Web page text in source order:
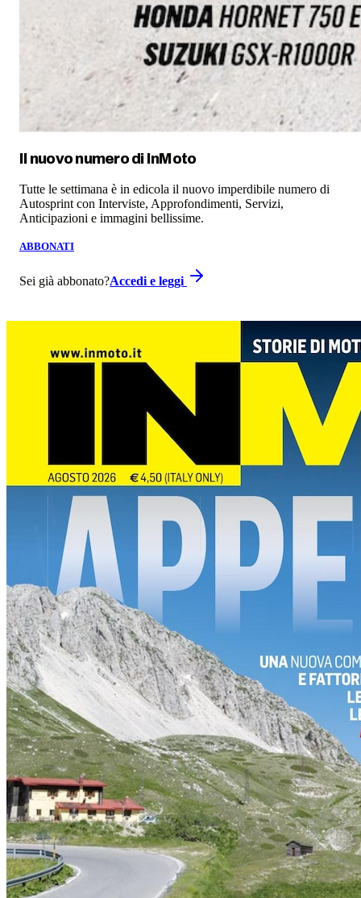
Il nuovo numero di InMoto
Tutte le settimana è in edicola il nuovo imperdibile numero di
Autosprint con Interviste, Approfondimenti, Servizi,
Anticipazioni e immagini bellissime.
ABBONATI
Sei già abbonato?Accedi e leggi